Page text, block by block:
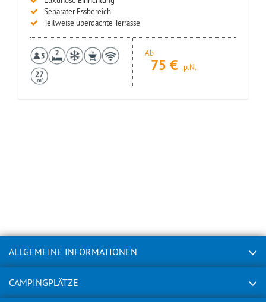
Separater Essbereich
Teilweise überdachte Terrasse
Ab
75 € p.N.
ALLGEMEINE INFORMATIONEN
CAMPINGPLÄTZE